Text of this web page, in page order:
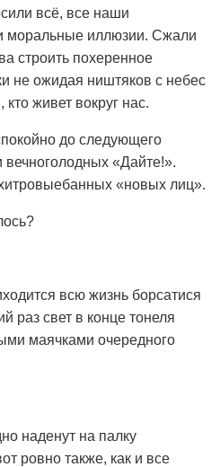
всё, все наши
моральные иллюзии. Сжали
строить похеренное
не ожидая ништяков с небес
живет вокруг нас.
до следующего
вечноголодных «Дайте!».
«новых лиц».
всю жизнь борсатися
раз свет в конце тонеля
маячками очередного
наденут на палку
ровно также, как и все